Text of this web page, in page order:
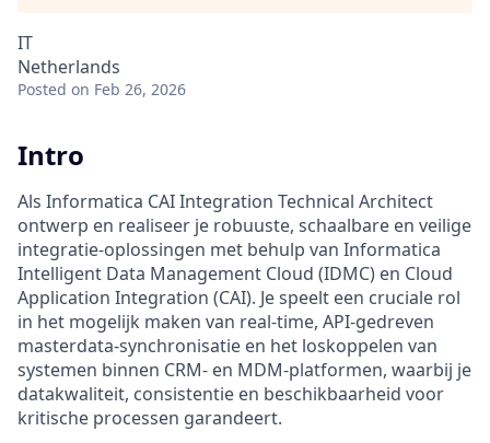
IT
Netherlands
Posted on Feb 26, 2026
Intro
Als Informatica CAI Integration Technical Architect
ontwerp en realiseer je robuuste, schaalbare en veilige
integratie-oplossingen met behulp van Informatica
Intelligent Data Management Cloud (IDMC) en Cloud
Application Integration (CAI). Je speelt een cruciale rol
in het mogelijk maken van real-time, API-gedreven
masterdata-synchronisatie en het loskoppelen van
systemen binnen CRM- en MDM-platformen, waarbij je
datakwaliteit, consistentie en beschikbaarheid voor
kritische processen garandeert.